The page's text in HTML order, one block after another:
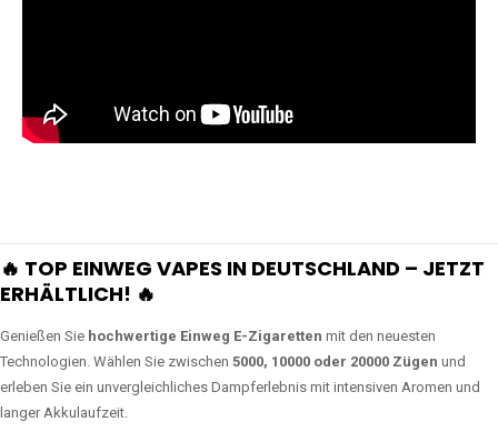
🔥 TOP EINWEG VAPES IN DEUTSCHLAND – JETZT
Genießen Sie hochwertige Einweg E-Zigarettenmit den neuesten
Technologien. Wählen Sie zwischen5000, 10000 oder 20000 Zügenund
erleben Sie ein unvergleichliches Dampferlebnis mit intensiven Aromen und